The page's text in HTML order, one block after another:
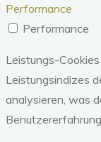
Performance
Performance
Leistungs-
Leistungsindizes
analysieren, was